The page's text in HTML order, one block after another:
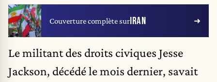
Couverture complète surIRAN
Le militant des droits civiques Jesse
Jackson, décédé le mois dernier, savait